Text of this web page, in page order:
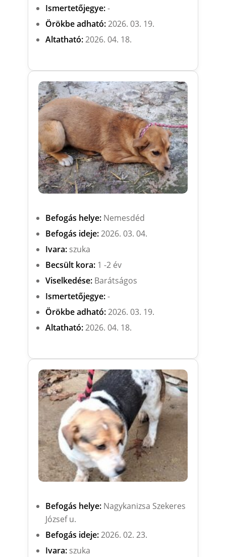
Ismertetőjegye:-
Örökbe adható:2026. 03. 19.
Altatható:2026. 04. 18.
Befogás helye:Nemesdéd
Befogás ideje:2026. 03. 04.
Ivara:szuka
Becsült kora:1 -2 év
Viselkedése:Barátságos
Ismertetőjegye:-
Örökbe adható:2026. 03. 19.
Altatható:2026. 04. 18.
Befogás helye:Nagykanizsa Szekeres
József u.
Befogás ideje:2026. 02. 23.
Ivara:szuka